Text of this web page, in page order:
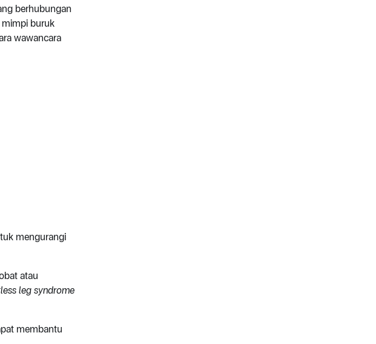
berhubungan
mimpi buruk
wawancara
mengurangi
atau
leg syndrome
membantu